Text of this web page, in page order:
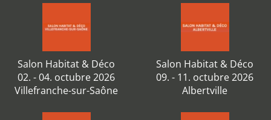
Salon Habitat & Déco
02. - 04. octubre 2026
Villefranche-sur-Saône
Salon Habitat & Déco
09. - 11. octubre 2026
Albertville